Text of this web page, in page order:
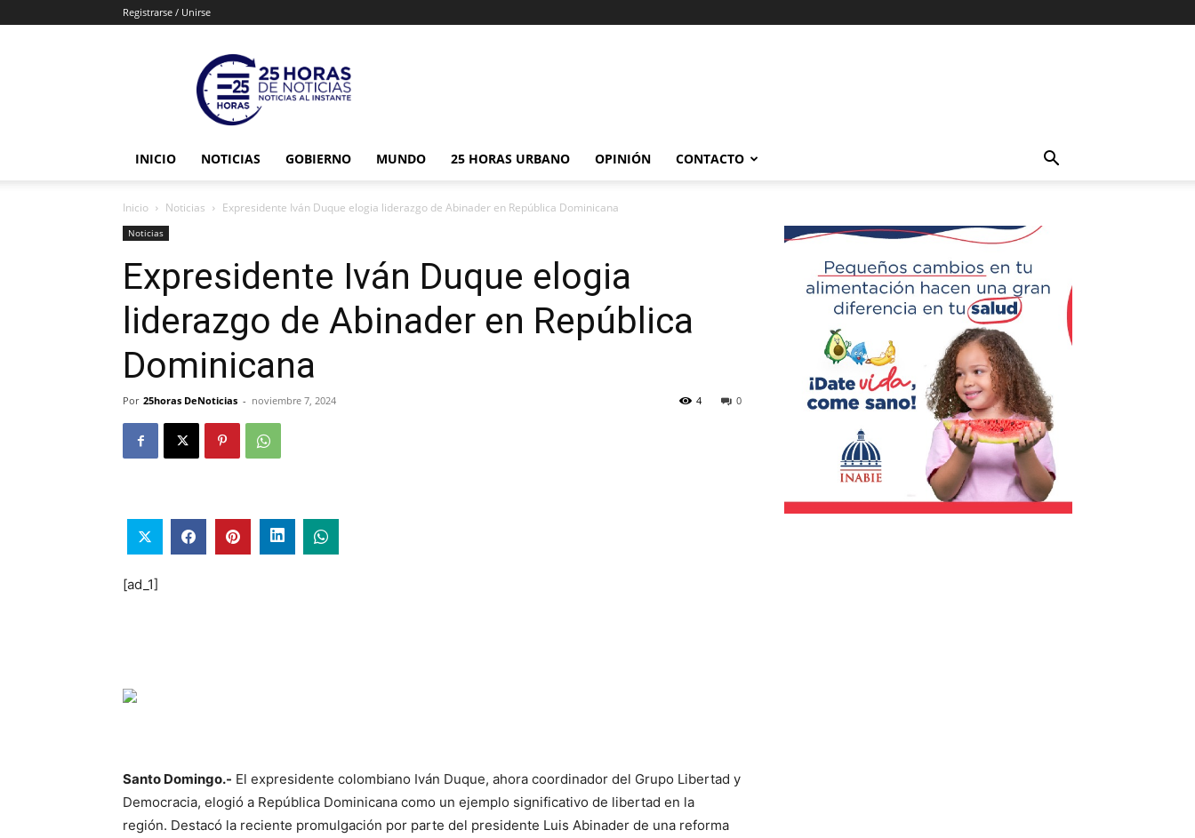
Registrarse / Unirse
INICIO NOTICIAS GOBIERNO MUNDO 25 HORAS URBANO OPINIÓN CONTACTO
Inicio Noticias Expresidente Iván Duque elogia liderazgo de Abinader en República Dominicana
Noticias
Expresidente Iván Duque elogia
liderazgo de Abinader en República
Dominicana
Por 25horas DeNoticias - noviembre 7, 2024 0
4
[ad_1]
Santo Domingo.- El expresidente colombiano Iván Duque, ahora coordinador del Grupo Libertad y
Democracia, elogió a República Dominicana como un ejemplo significativo de libertad en la
región. Destacó la reciente promulgación por parte del presidente Luis Abinader de una reforma